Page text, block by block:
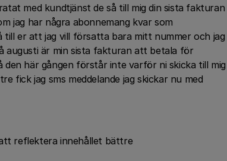
med kundtjänst de så till mig din sista fakturan
jag har några abonnemang kvar som
er att jag vill försatta bara mitt nummer och jag
augusti är min sista fakturan att betala för
här gången förstår inte varför ni skicka till mig
fick jag sms meddelande jag skickar nu med
reflektera innehållet bättre